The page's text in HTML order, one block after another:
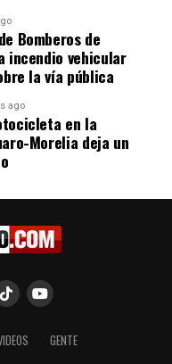
reforma impulsada
Morón para
inclusivas
2026
Bomberos de
incendio vehicular
la vía pública
ago
en la
Morelia deja un
GENTE